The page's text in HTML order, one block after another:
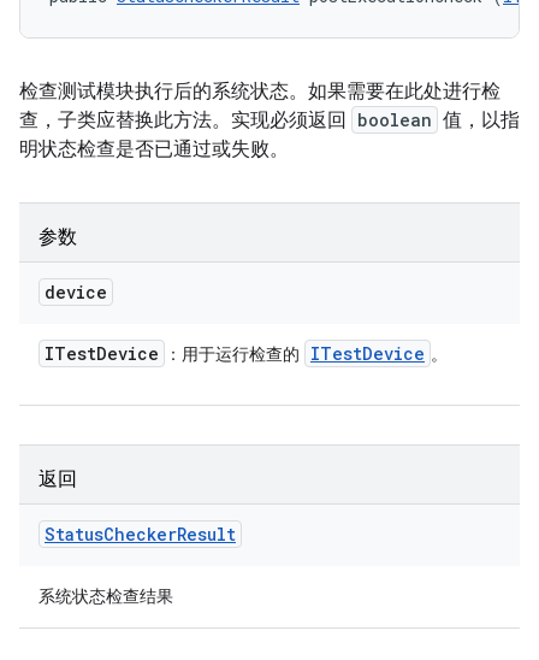
检查测试模块执行后的系统状态。如果需要在此处进行检
查，子类应替换此方法。实现必须返回
boolean 值，以指
明状态检查是否已通过或失败。
参数
device
ITestDevice ：用于运行检查的 ITestDevice 。
返回
StatusCheckerResult
系统状态检查结果